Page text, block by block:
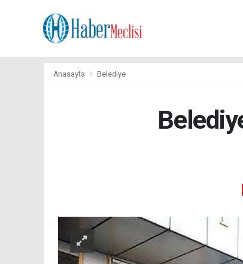
Anasayfa Belediye